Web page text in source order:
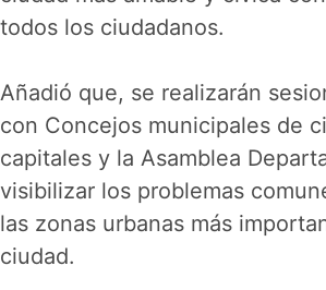
todos los ciudadanos.
Añadió que, se realizarán
con Concejos municipales de
capitales y la Asamblea
visibilizar los problemas
las zonas urbanas más
ciudad.